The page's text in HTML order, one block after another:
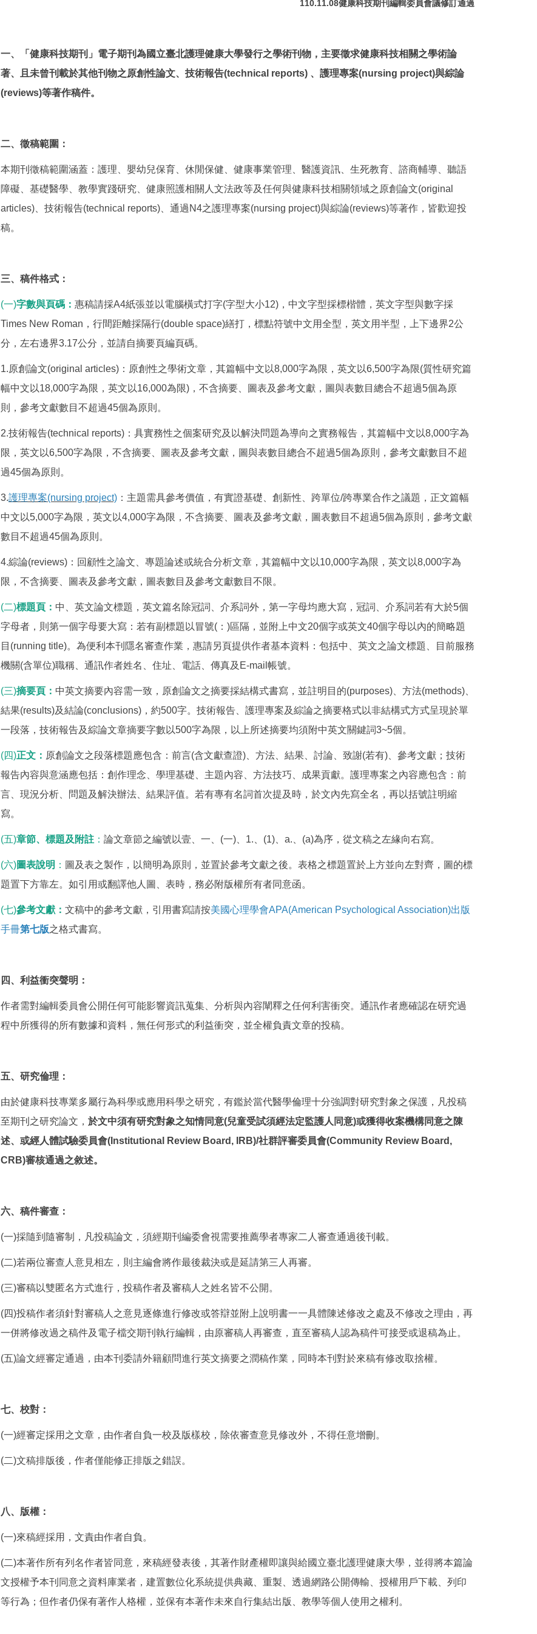
110.11.08健康科技期刊編輯委員會議修訂通過
一、「健康科技期刊」電子期刊為國立臺北護理健康大學發行之學術刊物，主要徵求健康科技相關之學術論
著、且未曾刊載於其他刊物之原創性論文、技術報告(technical reports) 、護理專案(nursing project)與綜論
(reviews)等著作稿件。
二、徵稿範圍：
本期刊徵稿範圍涵蓋：護理、嬰幼兒保育、休閒保健、健康事業管理、醫護資訊、生死教育、諮商輔導、聽語
障礙、基礎醫學、教學實踐研究、健康照護相關人文法政等及任何與健康科技相關領域之原創論文(original
articles)、技術報告(technical reports)、通過N4之護理專案(nursing project)與綜論(reviews)等著作，皆歡迎投
稿。
三、稿件格式：
(一)字數與頁碼： 惠稿請採A4紙張並以電腦橫式打字(字型大小12)，中文字型採標楷體，英文字型與數字採
Times New Roman，行間距離採隔行(double space)繕打，標點符號中文用全型，英文用半型，上下邊界2公
分，左右邊界3.17公分，並請自摘要頁編頁碼。
1.原創論文(original articles)：原創性之學術文章，其篇幅中文以8,000字為限，英文以6,500字為限(質性研究篇
幅中文以18,000字為限，英文以16,000為限)，不含摘要、圖表及參考文獻，圖與表數目總合不超過5個為原
則，參考文獻數目不超過45個為原則。
2.技術報告(technical reports)：具實務性之個案研究及以解決問題為導向之實務報告，其篇幅中文以8,000字為
限，英文以6,500字為限，不含摘要、圖表及參考文獻，圖與表數目總合不超過5個為原則，參考文獻數目不超
過45個為原則。
3.護理專案(nursing project) ：主題需具參考價值，有實證基礎、創新性、跨單位/跨專業合作之議題，正文篇幅
中文以5,000字為限，英文以4,000字為限，不含摘要、圖表及參考文獻，圖表數目不超過5個為原則，參考文獻
數目不超過45個為原則。
4.綜論(reviews)：回顧性之論文、專題論述或統合分析文章，其篇幅中文以10,000字為限，英文以8,000字為
限，不含摘要、圖表及參考文獻，圖表數目及參考文獻數目不限。
(二)標題頁： 中、英文論文標題，英文篇名除冠詞、介系詞外，第一字母均應大寫，冠詞、介系詞若有大於5個
字母者，則第一個字母要大寫：若有副標題以冒號(：)區隔，並附上中文20個字或英文40個字母以內的簡略題
目(running title)。為便利本刊隱名審查作業，惠請另頁提供作者基本資料：包括中、英文之論文標題、目前服務
機關(含單位)職稱、通訊作者姓名、住址、電話、傳真及E-mail帳號。
(三)摘要頁： 中英文摘要內容需一致，原創論文之摘要採結構式書寫，並註明目的(purposes)、方法(methods)、
結果(results)及結論(conclusions)，約500字。技術報告、護理專案及綜論之摘要格式以非結構式方式呈現於單
一段落，技術報告及綜論文章摘要字數以500字為限，以上所述摘要均須附中英文關鍵詞3~5個。
(四)正文： 原創論文之段落標題應包含：前言(含文獻查證)、方法、結果、討論、致謝(若有)、參考文獻；技術
報告內容與意涵應包括：創作理念、學理基礎、主題內容、方法技巧、成果貢獻。護理專案之內容應包含：前
言、現況分析、問題及解決辦法、結果評值。若有專有名詞首次提及時，於文內先寫全名，再以括號註明縮
寫。
(五)章節、標題及附註 ： 論文章節之編號以壹、一、(一)、1.、(1)、a.、(a)為序，從文稿之左緣向右寫。
(六)圖表說明 ： 圖及表之製作，以簡明為原則，並置於參考文獻之後。表格之標題置於上方並向左對齊，圖的標
題置下方靠左。如引用或翻譯他人圖、表時，務必附版權所有者同意函。
(七)參考文獻： 文稿中的參考文獻，引用書寫請按美國心理學會APA(American Psychological Association)出版
手冊第七版之格式書寫。
四、利益衝突聲明：
作者需對編輯委員會公開任何可能影響資訊蒐集、分析與內容闡釋之任何利害衝突。通訊作者應確認在研究過
程中所獲得的所有數據和資料，無任何形式的利益衝突，並全權負責文章的投稿。
五、研究倫理：
由於健康科技專業多屬行為科學或應用科學之研究，有鑑於當代醫學倫理十分強調對研究對象之保護，凡投稿
至期刊之研究論文， 於文中須有研究對象之知情同意(兒童受試須經法定監護人同意)或獲得收案機構同意之陳
述、或經人體試驗委員會(Institutional Review Board, IRB)/社群評審委員會(Community Review Board,
CRB)審核通過之敘述。
六、稿件審查：
(一)採隨到隨審制，凡投稿論文，須經期刊編委會視需要推薦學者專家二人審查通過後刊載。
(二)若兩位審查人意見相左，則主編會將作最後裁決或是延請第三人再審。
(三)審稿以雙匿名方式進行，投稿作者及審稿人之姓名皆不公開。
(四)投稿作者須針對審稿人之意見逐條進行修改或答辯並附上說明書一一具體陳述修改之處及不修改之理由，再
一併將修改過之稿件及電子檔交期刊執行編輯，由原審稿人再審查，直至審稿人認為稿件可接受或退稿為止。
(五)論文經審定通過，由本刊委請外籍顧問進行英文摘要之潤稿作業，同時本刊對於來稿有修改取捨權。
七、校對：
(一)經審定採用之文章，由作者自負一校及版樣校，除依審查意見修改外，不得任意增刪。
(二)文稿排版後，作者僅能修正排版之錯誤。
八、版權：
(一)來稿經採用，文責由作者自負。
(二)本著作所有列名作者皆同意，來稿經發表後，其著作財產權即讓與給國立臺北護理健康大學，並得將本篇論
文授權予本刊同意之資料庫業者，建置數位化系統提供典藏、重製、透過網路公開傳輸、授權用戶下載、列印
等行為；但作者仍保有著作人格權，並保有本著作未來自行集結出版、教學等個人使用之權利。